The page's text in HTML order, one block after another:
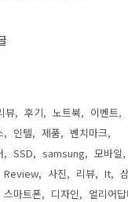
뷰 후기 노트북
이벤트
인텔 제품
벤치마크
SSD samsung
모바일
Review 사진 리뷰 It
스마트폰 디자인
얼리어